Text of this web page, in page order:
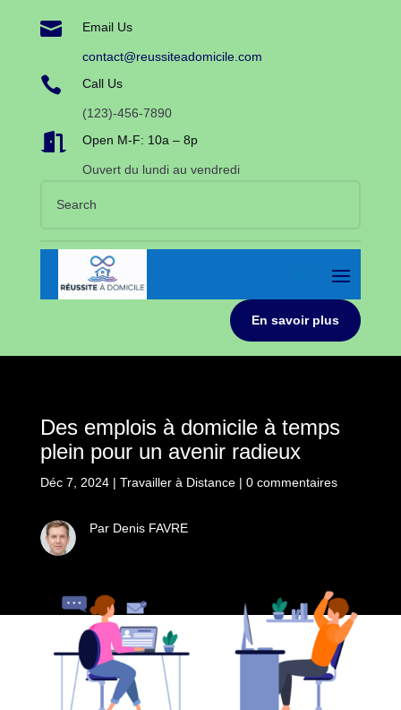
 Email Us
contact@reussiteadomicile.com
 Call Us
(123)-456-7890
 Open M-F: 10a – 8p
Ouvert du lundi au vendredi
En savoir plus
Des emplois à domicile à temps
plein pour un avenir radieux
Déc 7, 2024| Travailler à Distance| 0 commentaires
Par Denis FAVRE